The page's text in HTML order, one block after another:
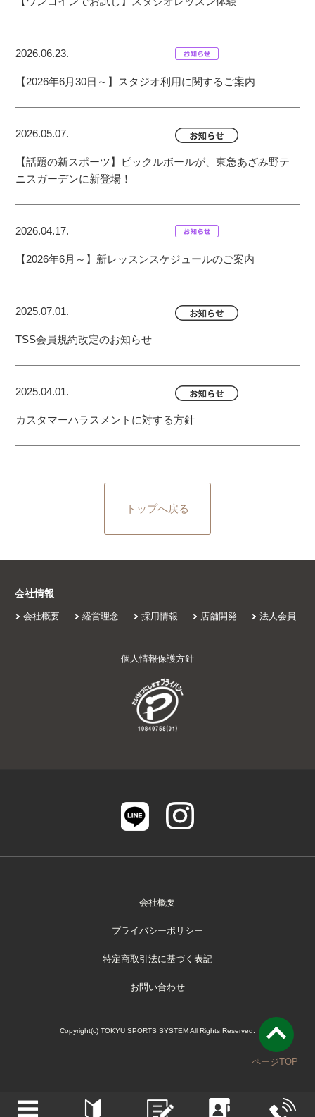
【2026年6月30日～】スタジオ利用に関するご案内
2026.06.23.
【話題の新スポーツ】ピックルボールが、東急あざみ野テ
ニスガーデンに新登場！
2026.05.07.
【2026年6月～】新レッスンスケジュールのご案内
2026.04.17.
TSS会員規約改定のお知らせ
2025.07.01.
カスタマーハラスメントに対する方針
2025.04.01.
トップへ戻る
会社情報
会社概要 経営理念 採用情報 店舗開発 法人会員
個人情報保護方針
ページTOP
会社概要
プライバシーポリシー
特定商取引法に基づく表記
お問い合わせ
Copyright(c) TOKYU SPORTS SYSTEM All Rights Reserved.